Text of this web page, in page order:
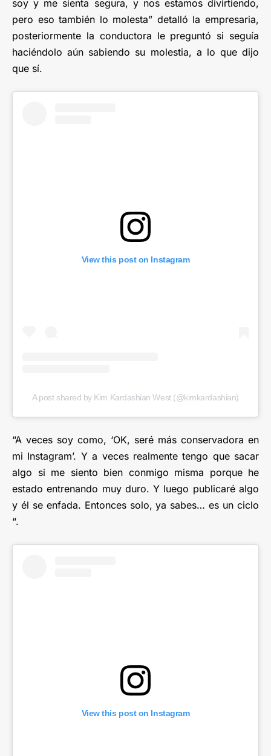
soy y me sienta segura, y nos estamos divirtiendo,
pero eso también lo molesta” detalló la empresaria,
posteriormente la conductora le preguntó si seguía
haciéndolo aún sabiendo su molestia, a lo que dijo
que sí.
View this post on Instagram
A post shared by Kim Kardashian West (@kimkardashian)
“A veces soy como, ‘OK, seré más conservadora en
mi Instagram’. Y a veces realmente tengo que sacar
algo si me siento bien conmigo misma porque he
estado entrenando muy duro. Y luego publicaré algo
y él se enfada. Entonces solo, ya sabes… es un ciclo
“.
View this post on Instagram